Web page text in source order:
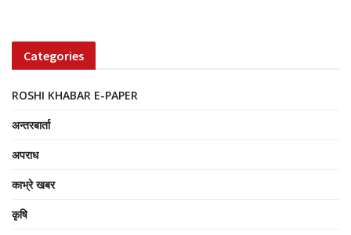
Categories
ROSHI KHABAR E-PAPER
अन्तरबार्ता
अपराध
काभ्रे खबर
कृषि